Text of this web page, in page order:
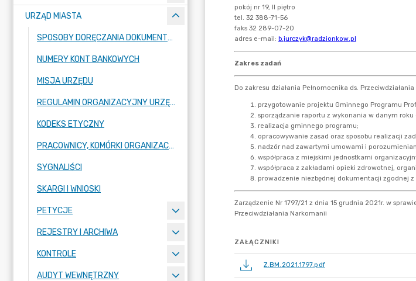
URZĄD MIASTA
SPOSOBY DORĘCZANIA DOKUMENTÓW DO URZĘDU MIASTA RADZIONKÓW
NUMERY KONT BANKOWYCH
MISJA URZĘDU
REGULAMIN ORGANIZACYJNY URZĘDU
KODEKS ETYCZNY
PRACOWNICY, KOMÓRKI ORGANIZACYJNE URZĘDU
SYGNALIŚCI
SKARGI I WNIOSKI
PETYCJE
REJESTRY I ARCHIWA
KONTROLE
AUDYT WEWNĘTRZNY
ZAŁĄCZNIKI
Z.BM.2021.1797.pdf